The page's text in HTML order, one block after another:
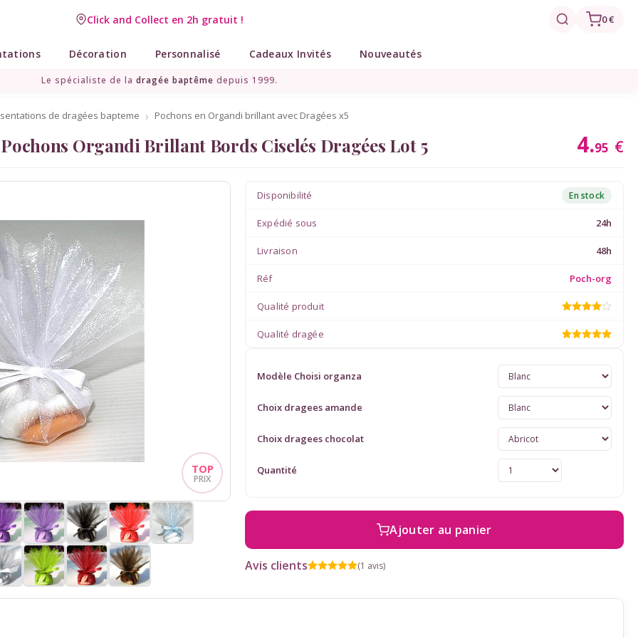
Click and Collect en 2h gratuit !
Livraison point relais gratuit dès 89 € ! 0 €
Décoration Personnalisé Cadeaux Invités Nouveautés
Le spécialiste de la dragée baptême depuis 1999.
de dragées bapteme Pochons en Organdi brillant avec Dragées x5
Pochons Organdi Brillant Bords Ciselés Dragées Lot 5 4.95 €
Disponibilité En stock
Expédié sous 24h
Livraison 48h
Réf Poch-org
Qualité produit
Qualité dragée
Modèle Choisi organza
Choix dragees amande
Choix dragees chocolat
Quantité
Ajouter au panier
Avis clients (1 avis)